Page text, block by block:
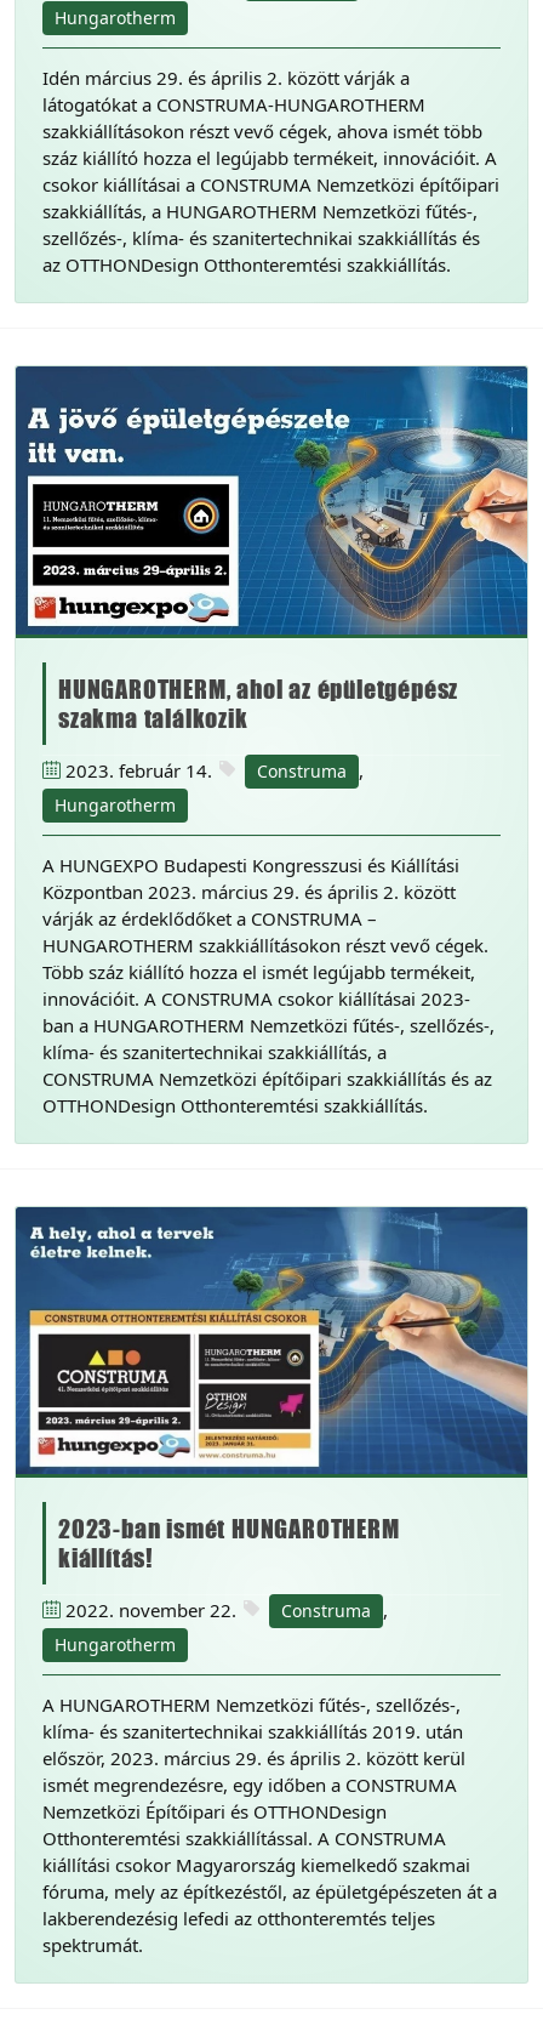
Hungarotherm
Idén március 29. és április 2. között várják a
látogatókat a CONSTRUMA-HUNGAROTHERM
szakkiállításokon részt vevő cégek, ahova ismét több
száz kiállító hozza el legújabb termékeit, innovációit. A
csokor kiállításai a CONSTRUMA Nemzetközi építőipari
szakkiállítás, a HUNGAROTHERM Nemzetközi fűtés-,
szellőzés-, klíma- és szanitertechnikai szakkiállítás és
az OTTHONDesign Otthonteremtési szakkiállítás.
HUNGAROTHERM, ahol az épületgépész
szakma találkozik
2023. február 14. Construma ,
Hungarotherm
A HUNGEXPO Budapesti Kongresszusi és Kiállítási
Központban 2023. március 29. és április 2. között
várják az érdeklődőket a CONSTRUMA –
HUNGAROTHERM szakkiállításokon részt vevő cégek.
Több száz kiállító hozza el ismét legújabb termékeit,
innovációit. A CONSTRUMA csokor kiállításai 2023-
ban a HUNGAROTHERM Nemzetközi fűtés-, szellőzés-,
klíma- és szanitertechnikai szakkiállítás, a
CONSTRUMA Nemzetközi építőipari szakkiállítás és az
OTTHONDesign Otthonteremtési szakkiállítás.
2023-ban ismét HUNGAROTHERM
kiállítás!
2022. november 22. Construma ,
Hungarotherm
A HUNGAROTHERM Nemzetközi fűtés-, szellőzés-,
klíma- és szanitertechnikai szakkiállítás 2019. után
először, 2023. március 29. és április 2. között kerül
ismét megrendezésre, egy időben a CONSTRUMA
Nemzetközi Építőipari és OTTHONDesign
Otthonteremtési szakkiállítással. A CONSTRUMA
kiállítási csokor Magyarország kiemelkedő szakmai
fóruma, mely az építkezés­től, az épületgépészeten át a
lakberendezésig lefedi az otthonteremtés teljes
spektrumát.